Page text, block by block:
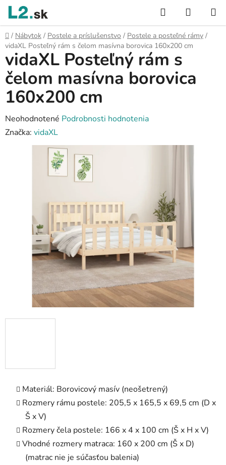
Prejsť
obsah
Hľadať
KOŠÍK
Domov
/ Nábytok / Postele a príslušenstvo / Postele a posteľné rámy /
vidaXL Posteľný rám s čelom masívna borovica 160x200 cm
Materiál: Borovicový masív (neošetrený)
Rozmery rámu postele: 205,5 x 165,5 x 69,5 cm (D x
Š x V)
Rozmery čela postele: 166 x 4 x 100 cm (Š x H x V)
Vhodné rozmery matraca: 160 x 200 cm (Š x D)
(matrac nie je súčasťou balenia)
vidaXL Posteľný rám s
čelom masívna borovica
160x200 cm
Priemerné
hodnotenie
produktu
hviezdičiek.
Neohodnotené Podrobnosti hodnotenia
Značka: vidaXL